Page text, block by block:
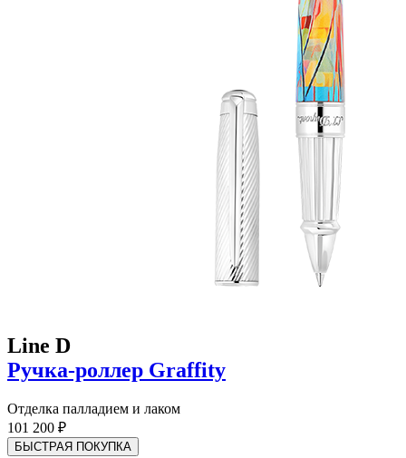
Line D
Ручка-роллер Graffity
Отделка палладием и лаком
101 200 ₽
БЫСТРАЯ ПОКУПКА